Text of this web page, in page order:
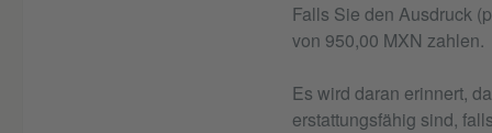
Falls Sie den Ausdruck
von 950,00 MXN zahlen.
Es wird daran erinnert,
erstattungsfähig sind,